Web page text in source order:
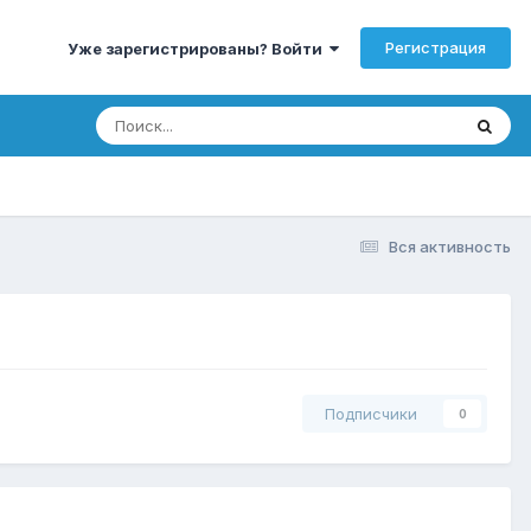
Уже зарегистрированы? Войти Регистрация
Вся активность
Подписчики 0